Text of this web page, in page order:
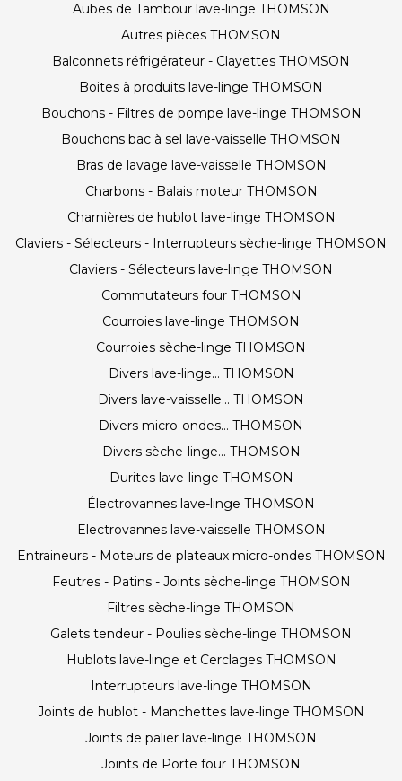
Aubes de Tambour lave-linge THOMSON
Autres pièces THOMSON
Balconnets réfrigérateur - Clayettes THOMSON
Boites à produits lave-linge THOMSON
Bouchons - Filtres de pompe lave-linge THOMSON
Bouchons bac à sel lave-vaisselle THOMSON
Bras de lavage lave-vaisselle THOMSON
Charbons - Balais moteur THOMSON
Charnières de hublot lave-linge THOMSON
Claviers - Sélecteurs - Interrupteurs sèche-linge THOMSON
Claviers - Sélecteurs lave-linge THOMSON
Commutateurs four THOMSON
Courroies lave-linge THOMSON
Courroies sèche-linge THOMSON
Divers lave-linge... THOMSON
Divers lave-vaisselle... THOMSON
Divers micro-ondes... THOMSON
Divers sèche-linge... THOMSON
Durites lave-linge THOMSON
Électrovannes lave-linge THOMSON
Electrovannes lave-vaisselle THOMSON
Entraineurs - Moteurs de plateaux micro-ondes THOMSON
Feutres - Patins - Joints sèche-linge THOMSON
Filtres sèche-linge THOMSON
Galets tendeur - Poulies sèche-linge THOMSON
Hublots lave-linge et Cerclages THOMSON
Interrupteurs lave-linge THOMSON
Joints de hublot - Manchettes lave-linge THOMSON
Joints de palier lave-linge THOMSON
Joints de Porte four THOMSON